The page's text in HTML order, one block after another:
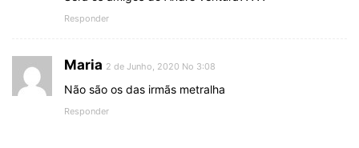
Responder
Maria 2 de Junho, 2020 No 3:08
Não são os das irmãs metralha
Responder